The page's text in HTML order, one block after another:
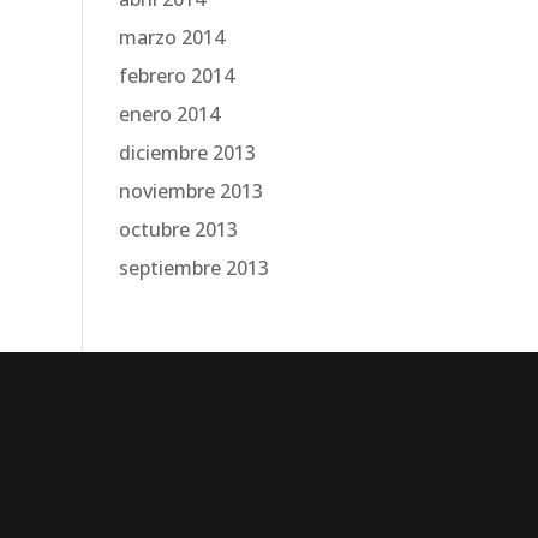
marzo 2014
febrero 2014
enero 2014
diciembre 2013
noviembre 2013
octubre 2013
septiembre 2013